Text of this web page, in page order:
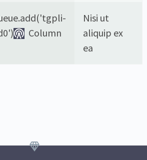
Column
Nisi ut
aliquip ex
ea

